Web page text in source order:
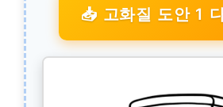
📥 고화질 도안 1